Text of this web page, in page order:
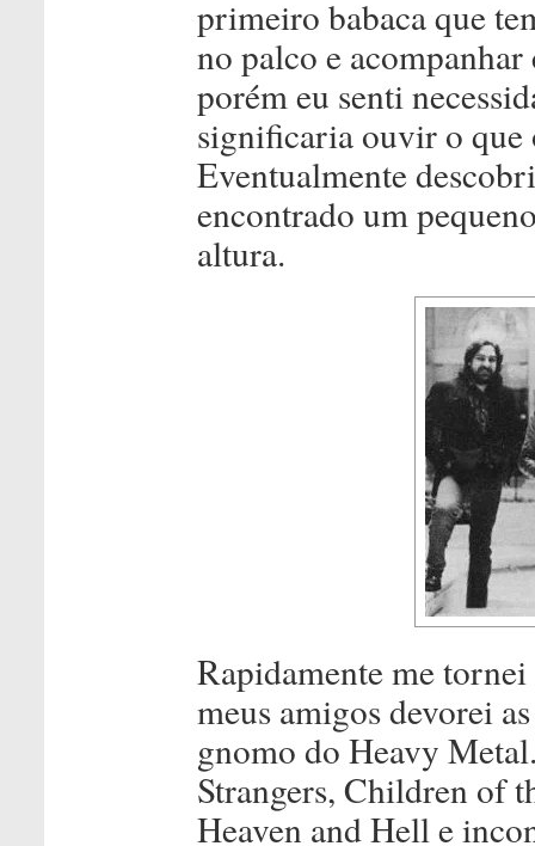
primeiro babaca que
no palco e
porém eu senti
significaria ouvir o que
Eventualmente
encontrado um
altura.
Rapidamente me
meus amigos devorei
gnomo do Heavy
Strangers, Children of
Heaven and Hell e